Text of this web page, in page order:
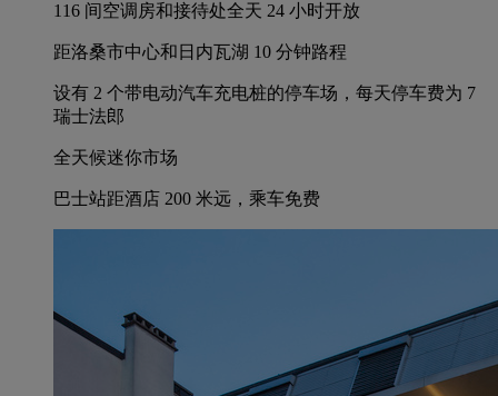
116 间空调房和接待处全天 24 小时开放
距洛桑市中心和日内瓦湖 10 分钟路程
设有 2 个带电动汽车充电桩的停车场，每天停车费为 7
瑞士法郎
全天候迷你市场
巴士站距酒店 200 米远，乘车免费